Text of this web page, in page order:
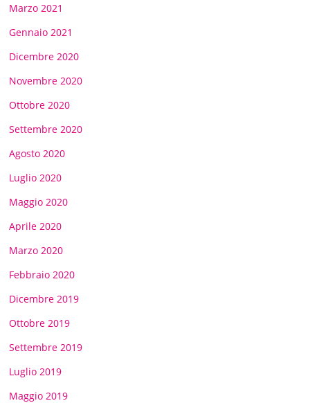
Marzo 2021
Gennaio 2021
Dicembre 2020
Novembre 2020
Ottobre 2020
Settembre 2020
Agosto 2020
Luglio 2020
Maggio 2020
Aprile 2020
Marzo 2020
Febbraio 2020
Dicembre 2019
Ottobre 2019
Settembre 2019
Luglio 2019
Maggio 2019